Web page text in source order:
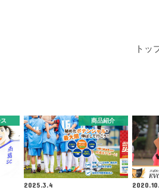
トッ
商品紹介
2025.3.4